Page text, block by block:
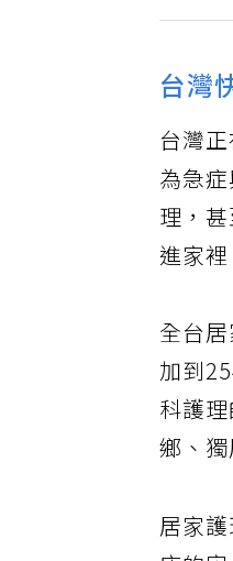
台灣
台灣
為急
理，
進家裡
全台
加到
科護
鄉、
居家